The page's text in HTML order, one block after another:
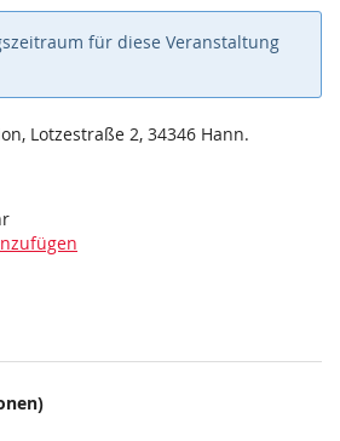
für diese Veranstaltung
Lotzestraße 2, 34346 Hann.